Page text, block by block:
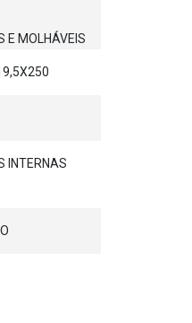
E MOLHÁVEIS
INTERNAS